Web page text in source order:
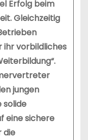
Erfolg beim
Gleichzeitig
ihr vorbildliches
jungen
solide
eine sichere
die